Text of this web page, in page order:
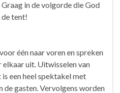
in de volgorde die God
de tent!
één naar voren en spreken
uit. Uitwisselen van
is een heel spektakel met
de gasten. Vervolgens worden